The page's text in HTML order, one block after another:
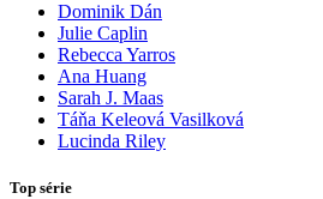
Dominik Dán
Julie Caplin
Rebecca Yarros
Ana Huang
Sarah J. Maas
Táňa Keleová Vasilková
Lucinda Riley
Top série